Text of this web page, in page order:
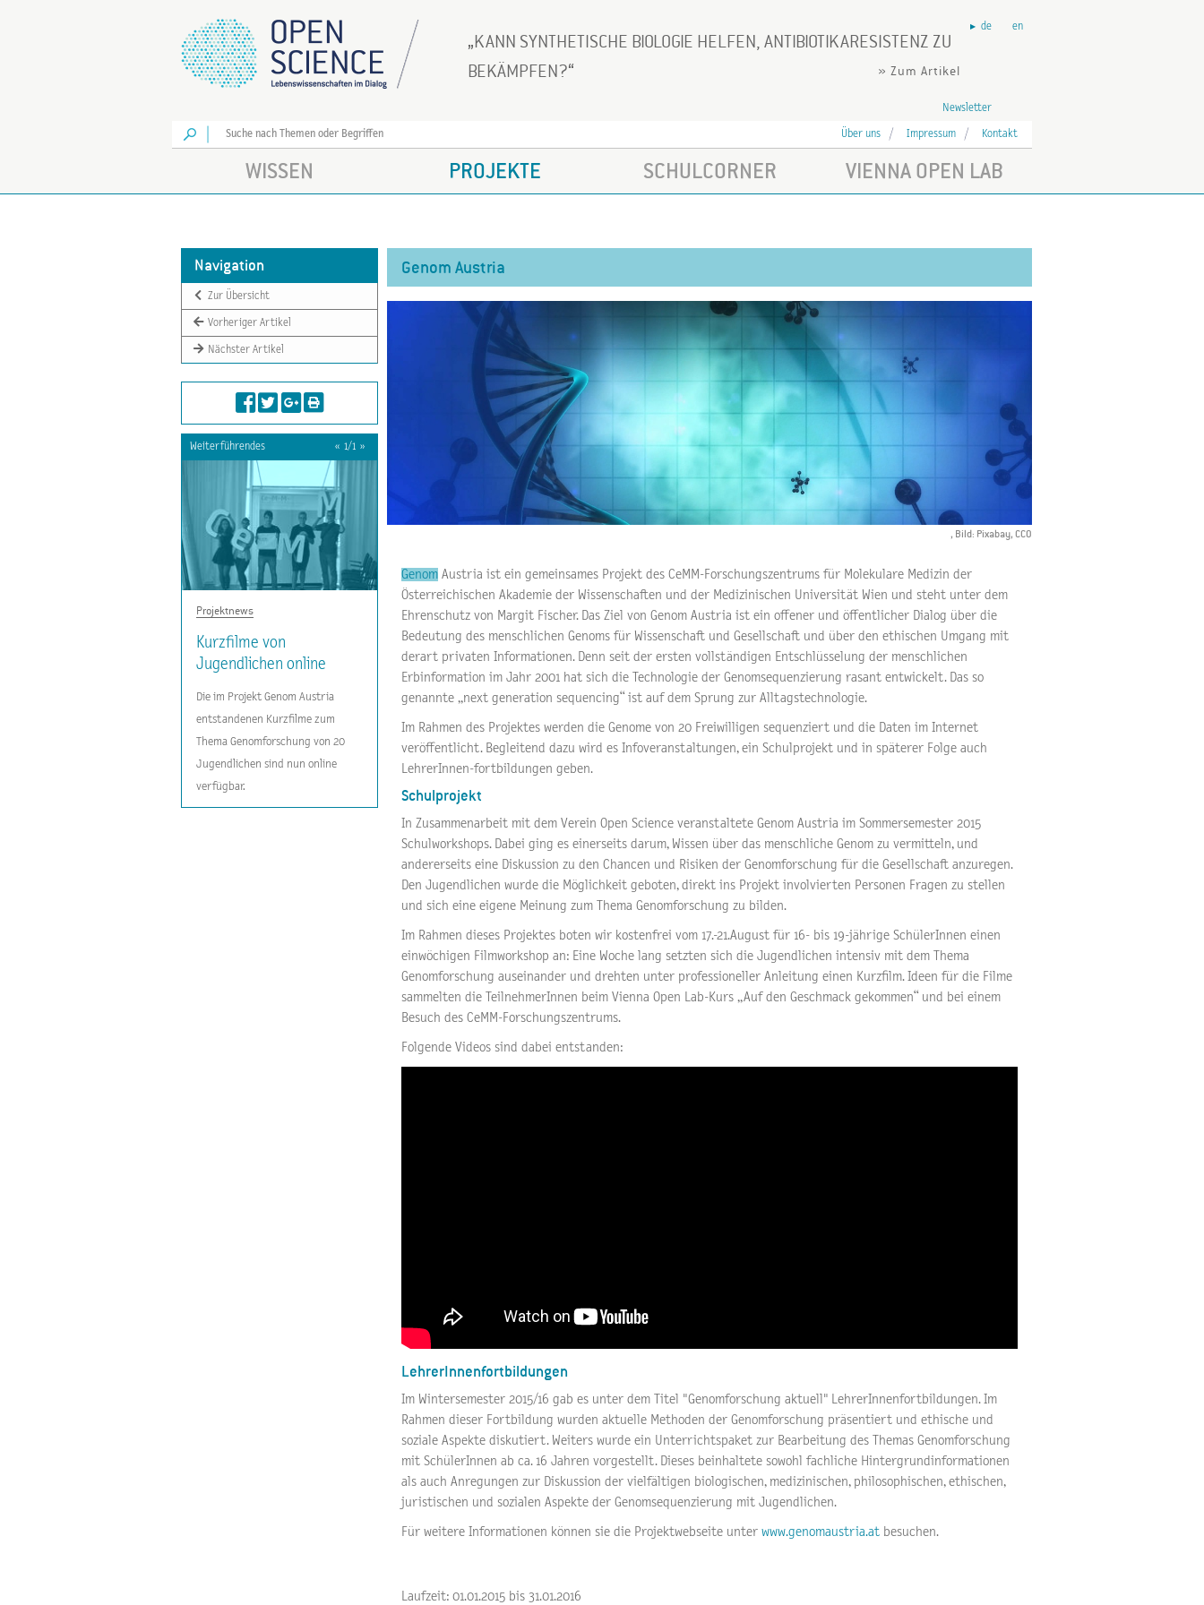
KANN SYNTHETISCHE BIOLOGIE HELFEN, ANTIBIOTIKARESISTENZ ZU
BEKÄMPFEN?
» Zum Artikel
de en
Newsletter
Los
Über uns Impressum Kontakt
WISSEN PROJEKTE SCHULCORNER VIENNA OPEN LAB
Navigation
Zur Übersicht
Vorheriger Artikel
Nächster Artikel
Weiterführendes « 1/1 »
Projektnews
Kurzfilme von
Jugendlichen online
Die im Projekt Genom Austria
entstandenen Kurzfilme zum
Thema Genomforschung von 20
Jugendlichen sind nun online
verfügbar.
Genom Austria
, Bild: Pixabay, CCO
Genom Austria ist ein gemeinsames Projekt des CeMM-Forschungszentrums für Molekulare Medizin der
Österreichischen Akademie der Wissenschaften und der Medizinischen Universität Wien und steht unter dem
Ehrenschutz von Margit Fischer. Das Ziel von Genom Austria ist ein offener und öffentlicher Dialog über die
Bedeutung des menschlichen Genoms für Wissenschaft und Gesellschaft und über den ethischen Umgang mit
derart privaten Informationen. Denn seit der ersten vollständigen Entschlüsselung der menschlichen
Erbinformation im Jahr 2001 hat sich die Technologie der Genomsequenzierung rasant entwickelt. Das so
genannte „next generation sequencing“ ist auf dem Sprung zur Alltagstechnologie.
Im Rahmen des Projektes werden die Genome von 20 Freiwilligen sequenziert und die Daten im Internet
veröffentlicht. Begleitend dazu wird es Infoveranstaltungen, ein Schulprojekt und in späterer Folge auch
LehrerInnen-fortbildungen geben.
Schulprojekt
In Zusammenarbeit mit dem Verein Open Science veranstaltete Genom Austria im Sommersemester 2015
Schulworkshops. Dabei ging es einerseits darum, Wissen über das menschliche Genom zu vermitteln, und
andererseits eine Diskussion zu den Chancen und Risiken der Genomforschung für die Gesellschaft anzuregen.
Den Jugendlichen wurde die Möglichkeit geboten, direkt ins Projekt involvierten Personen Fragen zu stellen
und sich eine eigene Meinung zum Thema Genomforschung zu bilden.
Im Rahmen dieses Projektes boten wir kostenfrei vom 17.-21.August für 16- bis 19-jährige SchülerInnen einen
einwöchigen Filmworkshop an: Eine Woche lang setzten sich die Jugendlichen intensiv mit dem Thema
Genomforschung auseinander und drehten unter professioneller Anleitung einen Kurzfilm. Ideen für die Filme
sammelten die TeilnehmerInnen beim Vienna Open Lab-Kurs „Auf den Geschmack gekommen“ und bei einem
Besuch des CeMM-Forschungszentrums.
Folgende Videos sind dabei entstanden:
LehrerInnenfortbildungen
Im Wintersemester 2015/16 gab es unter dem Titel "Genomforschung aktuell" LehrerInnenfortbildungen. Im
Rahmen dieser Fortbildung wurden aktuelle Methoden der Genomforschung präsentiert und ethische und
soziale Aspekte diskutiert. Weiters wurde ein Unterrichtspaket zur Bearbeitung des Themas Genomforschung
mit SchülerInnen ab ca. 16 Jahren vorgestellt. Dieses beinhaltete sowohl fachliche Hintergrundinformationen
als auch Anregungen zur Diskussion der vielfältigen biologischen, medizinischen, philosophischen, ethischen,
juristischen und sozialen Aspekte der Genomsequenzierung mit Jugendlichen.
Für weitere Informationen können sie die Projektwebseite unter www.genomaustria.at besuchen.
Laufzeit: 01.01.2015 bis 31.01.2016